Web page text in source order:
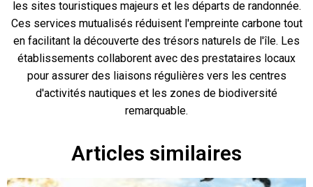
les sites touristiques majeurs et les départs de randonnée.
Ces services mutualisés réduisent l'empreinte carbone tout
en facilitant la découverte des trésors naturels de l'île. Les
établissements collaborent avec des prestataires locaux
pour assurer des liaisons régulières vers les centres
d'activités nautiques et les zones de biodiversité
remarquable.
Articles similaires